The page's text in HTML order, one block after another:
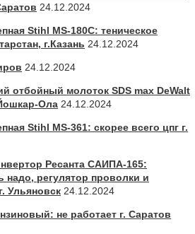
24.12.2024
Stihl MS-180С: теническое
г.Казань 24.12.2024
24.12.2024
отбойный молоток SDS max DeWalt
Ола 24.12.2024
Stihl MS-361: скорее всего цпг г.
Ресанта САИПА-165:
надо, регулятор проволки и
Ульяновск 24.12.2024
не работает г. Саратов